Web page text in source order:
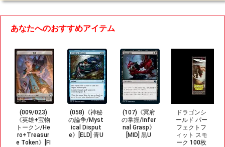
あなたへのおすすめアイテム
(009/023)
《英雄+宝物
トークン/He
ro+Treasur
e Token》[FI
(058)《神秘
の論争/Myst
ical Disput
e》[ELD] 青U
(107)《冥府
の掌握/Infer
nal Grasp》
[MID] 黒U
ドラゴンシ
ールド パー
フェクトフ
ィット スモ
ーク 100枚